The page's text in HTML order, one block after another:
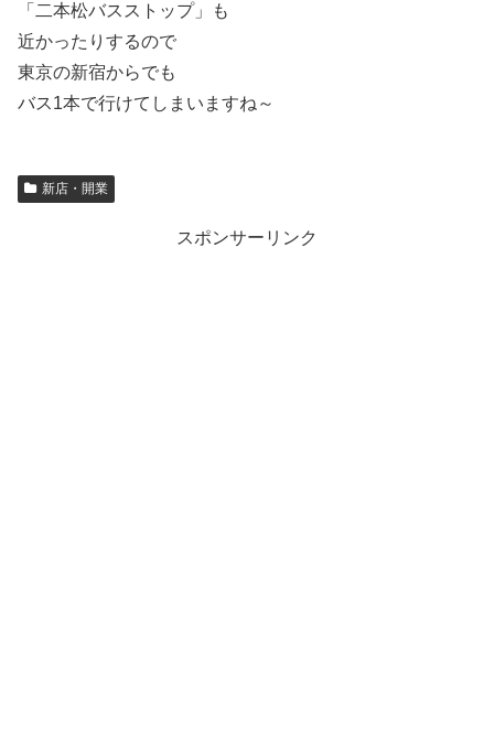
「二本松バスストップ」も
近かったりするので
東京の新宿からでも
バス1本で行けてしまいますね～
新店・開業
スポンサーリンク